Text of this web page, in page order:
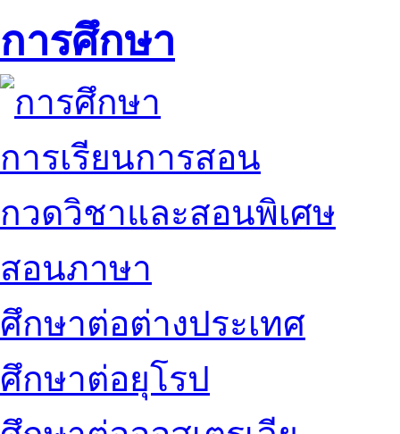
การศึกษา
การเรียนการสอน
กวดวิชาและสอนพิเศษ
สอนภาษา
ศึกษาต่อต่างประเทศ
ศึกษาต่อยุโรป